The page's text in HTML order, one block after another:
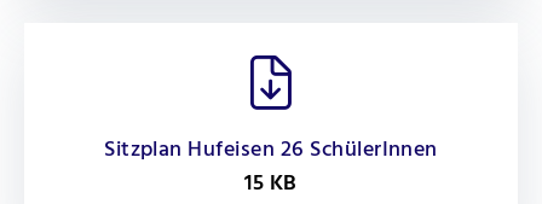
Sitzplan Hufeisen 26 SchülerInnen
15 KB